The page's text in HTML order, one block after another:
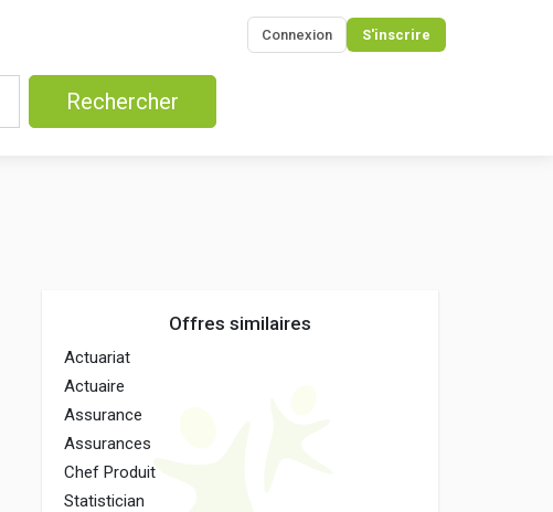
Connexion S'inscrire
Rechercher
Offres similaires
Actuariat
Actuaire
Assurance
Assurances
Chef Produit
Statistician